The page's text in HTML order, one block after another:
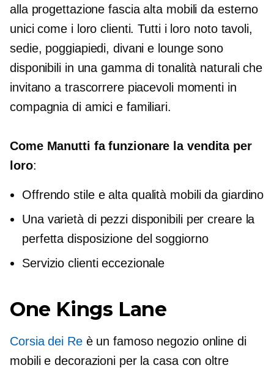
alla progettazionefascia alta mobili da esterno
unici come i loro clienti. Tutti i loro nototavoli,
sedie, poggiapiedi, divani e lounge sono
disponibili in una gamma di tonalità naturali che
invitano a trascorrere piacevoli momenti in
compagnia di amici e familiari.
Come Manutti fa funzionare la vendita per
loro:
Offrendo stile ealta qualità mobili da giardino
Una varietà di pezzi disponibili per creare la
perfetta disposizione del soggiorno
Servizio clienti eccezionale
One Kings Lane
Corsia dei Reè un famoso negozio online di
mobili e decorazioni per la casa con oltre